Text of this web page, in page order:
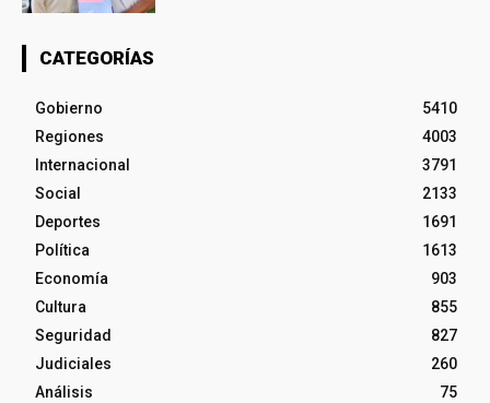
CATEGORÍAS
Gobierno
5410
Regiones
4003
Internacional
3791
Social
2133
Deportes
1691
Política
1613
Economía
903
Cultura
855
Seguridad
827
Judiciales
260
Análisis
75